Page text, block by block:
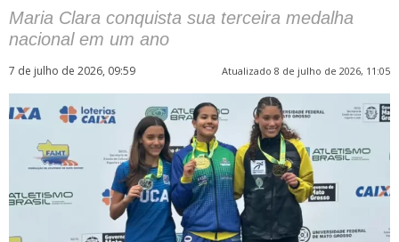
Maria Clara conquista sua terceira medalha
nacional em um ano
7 de julho de 2026, 09:59 Atualizado 8 de julho de 2026, 11:05